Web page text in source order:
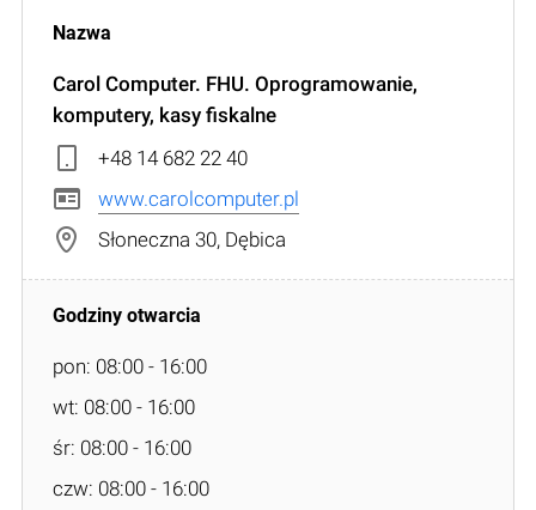
Carol Computer. FHU. Oprogramowanie,
komputery, kasy fiskalne
+48 14 682 22 40
www.carolcomputer.pl
Słoneczna 30, Dębica
pon: 08:00 - 16:00
wt: 08:00 - 16:00
śr: 08:00 - 16:00
czw: 08:00 - 16:00